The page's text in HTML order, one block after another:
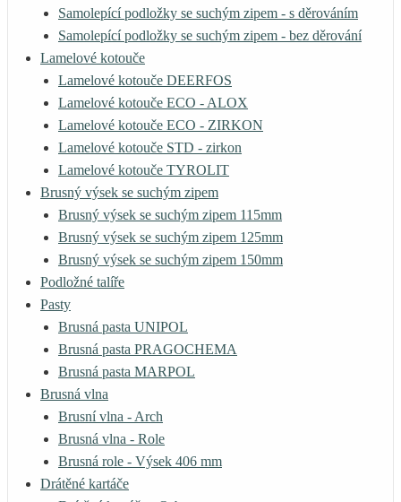
Samolepící podložky se suchým zipem - s děrováním
Samolepící podložky se suchým zipem - bez děrování
Lamelové kotouče
Lamelové kotouče DEERFOS
Lamelové kotouče ECO - ALOX
Lamelové kotouče ECO - ZIRKON
Lamelové kotouče STD - zirkon
Lamelové kotouče TYROLIT
Brusný výsek se suchým zipem
Brusný výsek se suchým zipem 115mm
Brusný výsek se suchým zipem 125mm
Brusný výsek se suchým zipem 150mm
Podložné talíře
Pasty
Brusná pasta UNIPOL
Brusná pasta PRAGOCHEMA
Brusná pasta MARPOL
Brusná vlna
Brusní vlna - Arch
Brusná vlna - Role
Brusná role - Výsek 406 mm
Drátěné kartáče